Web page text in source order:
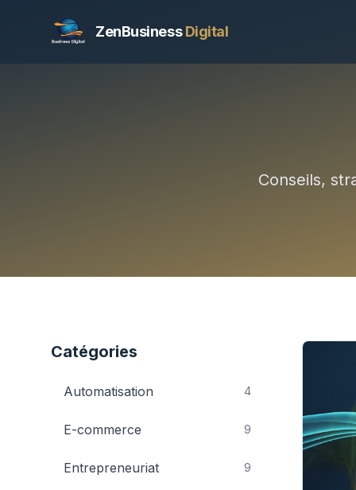
ZenBusinessDigital
Conseils,
Catégories
Automatisation 4
E-commerce 9
Entrepreneuriat 9